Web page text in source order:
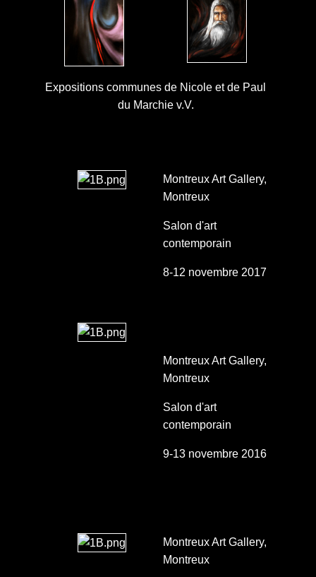
Expositions communes de Nicole et de Paul
du Marchie v.V.
Montreux Art Gallery,
Montreux
Salon d'art
contemporain
8-12 novembre 2017
Montreux Art Gallery,
Montreux
Salon d'art
contemporain
9-13 novembre 2016
Montreux Art Gallery,
Montreux